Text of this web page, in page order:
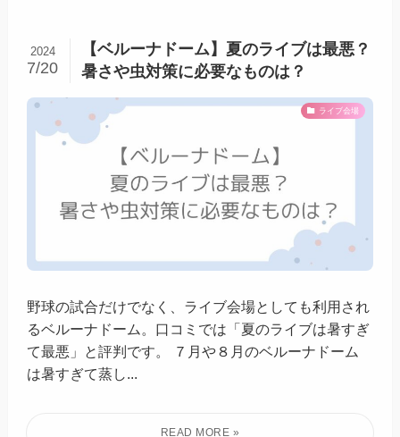
【ベルーナドーム】夏のライブは最悪？
暑さや虫対策に必要なものは？
2024
7/20
ライブ会場
野球の試合だけでなく、ライブ会場としても利用され
るベルーナドーム。口コミでは「夏のライブは暑すぎ
て最悪」と評判です。 ７月や８月のベルーナドーム
は暑すぎて蒸し...